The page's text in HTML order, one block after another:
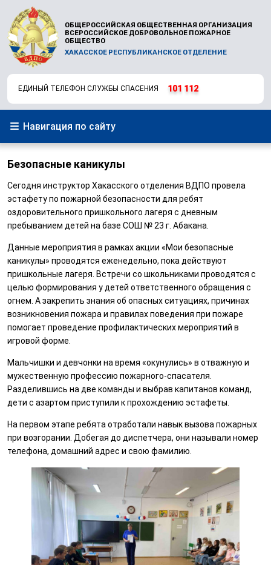
ОБЩЕРОССИЙСКАЯ ОБЩЕСТВЕННАЯ ОРГАНИЗАЦИЯ
ВСЕРОССИЙСКОЕ ДОБРОВОЛЬНОЕ ПОЖАРНОЕ
ОБЩЕСТВО
ХАКАССКОЕ РЕСПУБЛИКАНСКОЕ ОТДЕЛЕНИЕ
ЕДИНЫЙ ТЕЛЕФОН СЛУЖБЫ СПАСЕНИЯ 101 112
Навигация по сайту
Безопасные каникулы
Сегодня инструктор Хакасского отделения ВДПО провела
эстафету по пожарной безопасности для ребят
оздоровительного пришкольного лагеря с дневным
пребыванием детей на базе СОШ № 23 г. Абакана.
Данные мероприятия в рамках акции «Мои безопасные
каникулы» проводятся еженедельно, пока действуют
пришкольные лагеря. Встречи со школьниками проводятся с
целью формирования у детей ответственного обращения с
огнем. А закрепить знания об опасных ситуациях, причинах
возникновения пожара и правилах поведения при пожаре
помогает проведение профилактических мероприятий в
игровой форме.
Мальчишки и девчонки на время «окунулись» в отважную и
мужественную профессию пожарного-спасателя.
Разделившись на две команды и выбрав капитанов команд,
дети с азартом приступили к прохождению эстафеты.
На первом этапе ребята отработали навык вызова пожарных
при возгорании. Добегая до диспетчера, они называли номер
телефона, домашний адрес и свою фамилию.